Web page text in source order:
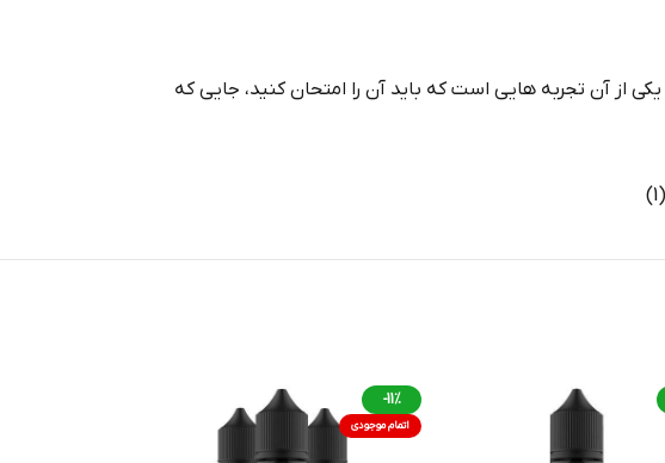
یکی از آن تجربه‌ هایی است که باید آن را امتحان کنید، جایی که
-11%
اتمام موجودی